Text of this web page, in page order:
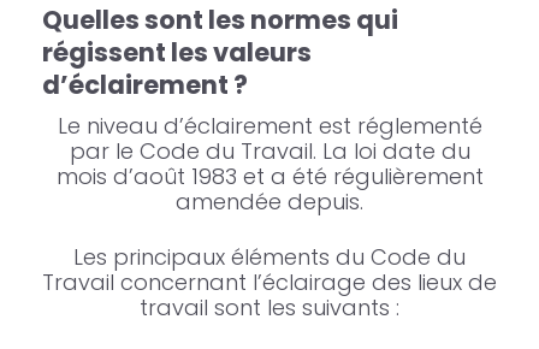
Quelles sont les normes qui
régissent les valeurs
d’éclairement ?
Le niveau d’éclairement est réglementé
par le Code du Travail. La loi date du
mois d’août 1983 et a été régulièrement
amendée depuis.
Les principaux éléments du Code du
Travail concernant l’éclairage des lieux de
travail sont les suivants :